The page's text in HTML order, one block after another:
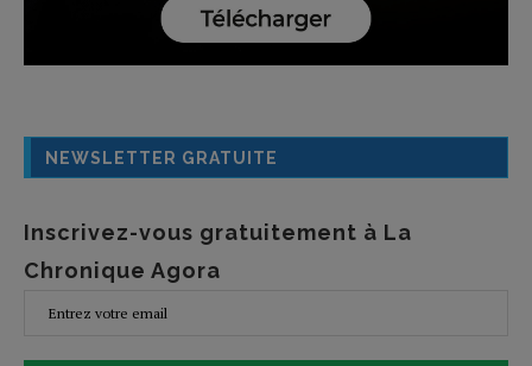
NEWSLETTER GRATUITE
Inscrivez-vous gratuitement à La
Chronique Agora